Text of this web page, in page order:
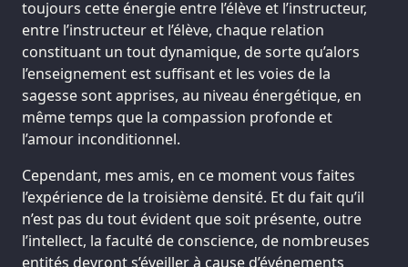
toujours cette énergie entre l’élève et l’instructeur,
entre l’instructeur et l’élève, chaque relation
constituant un tout dynamique, de sorte qu’alors
l’enseignement est suffisant et les voies de la
sagesse sont apprises, au niveau énergétique, en
même temps que la compassion profonde et
l’amour inconditionnel.
Cependant, mes amis, en ce moment vous faites
l’expérience de la troisième densité. Et du fait qu’il
n’est pas du tout évident que soit présente, outre
l’intellect, la faculté de conscience, de nombreuses
entités devront s’éveiller à cause d’événements